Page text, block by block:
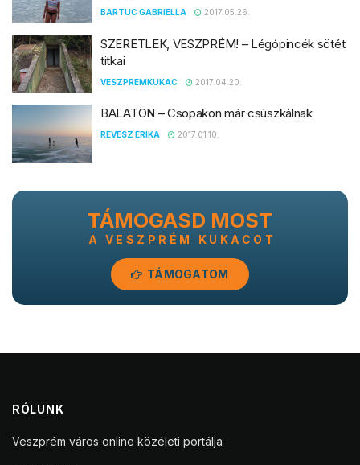
BARTUC GABRIELLA 2017.05.26.
SZERETLEK, VESZPRÉM! – Légópincék sötét
titkai
VESZPREMKUKAC 2017.04.20.
BALATON – Csopakon már csúszkálnak
RÉVÉSZ ERIKA 2017.01.10.
TÁMOGASD MOST
A VESZPRÉM KUKACOT
TÁMOGATOM
RÓLUNK
Veszprém város online közéleti portálja